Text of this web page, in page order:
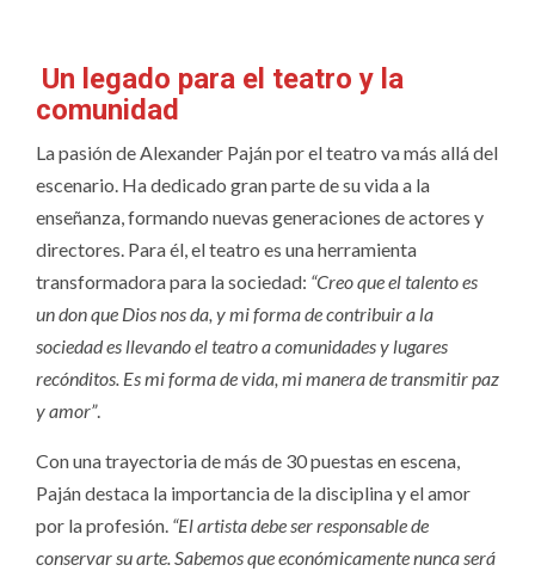
Un legado para el teatro y la
comunidad
La pasión de Alexander Paján por el teatro va más allá del
escenario. Ha dedicado gran parte de su vida a la
enseñanza, formando nuevas generaciones de actores y
directores. Para él, el teatro es una herramienta
transformadora para la sociedad: “Creo que el talento es
un don que Dios nos da, y mi forma de contribuir a la
sociedad es llevando el teatro a comunidades y lugares
recónditos. Es mi forma de vida, mi manera de transmitir paz
y amor”.
Con una trayectoria de más de 30 puestas en escena,
Paján destaca la importancia de la disciplina y el amor
por la profesión. “El artista debe ser responsable de
conservar su arte. Sabemos que económicamente nunca será